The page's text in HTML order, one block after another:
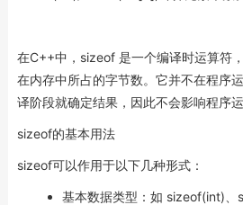
在C++中，sizeof 是一个编译时运算符
在内存中所占的字节数。它并不在程序
译阶段就确定结果，因此不会影响程序运
sizeof的基本用法
sizeof可以作用于以下几种形式：
基本数据类型：如 sizeof(int)、